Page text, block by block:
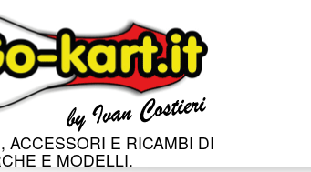
ACCESSORI E RICAMBI DI
E MODELLI.